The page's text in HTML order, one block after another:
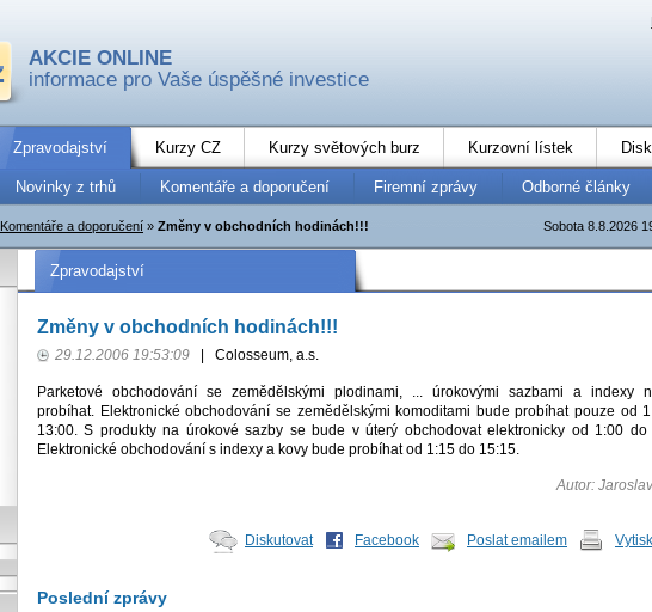
AKCIE ONLINE
informace pro Vaše úspěšné investice
Zpravodajství Kurzy CZ Kurzy světových burz Kurzovní lístek
Novinky z trhů Komentáře a doporučení Firemní zprávy Odborné články
Sobota 8.8.2026
Komentáře a doporučení » Změny v obchodních hodinách!!!
Zpravodajství
Změny v obchodních hodinách!!!
29.12.2006 19:53:09 Colosseum, a.s.
Parketové obchodování se zemědělskými plodinami, ... úrokovými sazbami a indexy
probíhat. Elektronické obchodování se zemědělskými komoditami bude probíhat pouze od
13:00. S produkty na úrokové sazby se bude v úterý obchodovat elektronicky od 1:00 do
Elektronické obchodování s indexy a kovy bude probíhat od 1:15 do 15:15.
Autor:
Diskutovat Facebook Poslat emailem
Poslední zprávy